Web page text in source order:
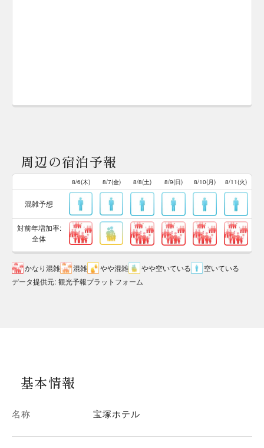
周辺の宿泊予報
8/6(木) 8/7(金) 8/8(土) 8/9(日) 8/10(月) 8/11(火)
混雑予想
対前年増加率:
全体
かなり混雑 混雑 やや混雑 やや空いている
空いている
データ提供元: 観光予報プラットフォーム
基本情報
名称 宝塚ホテル